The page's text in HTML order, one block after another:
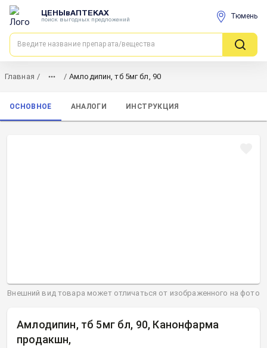
ЦЕНЫвАПТЕКАХ
поиск выгодных предложений Тюмень
Главная / / Амлодипин, тб 5мг бл, 90
ОСНОВНОЕ АНАЛОГИ ИНСТРУКЦИЯ
Амлодипин, тб 5мг бл, 90, Канонфарма
продакшн,
Внешний вид товара может отличаться от изображенного на фото